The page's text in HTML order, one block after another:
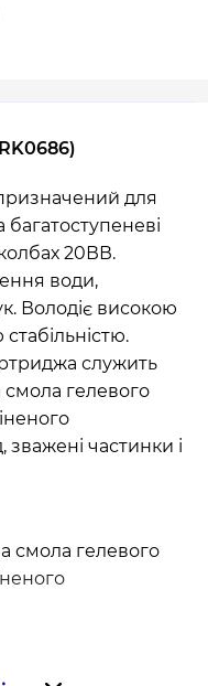
для
багатоступеневі
20ВВ.
води,
Володіє високою
служить
смола гелевого
зважені частинки і
смола гелевого